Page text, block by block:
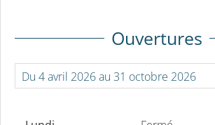
Ouvertures